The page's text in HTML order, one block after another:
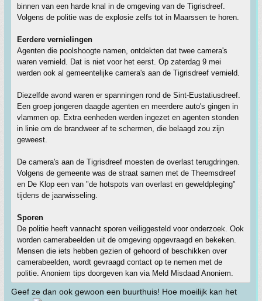
binnen van een harde knal in de omgeving van de Tigrisdreef.
Volgens de politie was de explosie zelfs tot in Maarssen te horen.
Eerdere vernielingen
Agenten die poolshoogte namen, ontdekten dat twee camera's
waren vernield. Dat is niet voor het eerst. Op zaterdag 9 mei
werden ook al gemeentelijke camera's aan de Tigrisdreef vernield.
Diezelfde avond waren er spanningen rond de Sint-Eustatiusdreef.
Een groep jongeren daagde agenten en meerdere auto's gingen in
vlammen op. Extra eenheden werden ingezet en agenten stonden
in linie om de brandweer af te schermen, die belaagd zou zijn
geweest.
De camera's aan de Tigrisdreef moesten de overlast terugdringen.
Volgens de gemeente was de straat samen met de Theemsdreef
en De Klop een van "de hotspots van overlast en geweldpleging"
tijdens de jaarwisseling.
Sporen
De politie heeft vannacht sporen veiliggesteld voor onderzoek. Ook
worden camerabeelden uit de omgeving opgevraagd en bekeken.
Mensen die iets hebben gezien of gehoord of beschikken over
camerabeelden, wordt gevraagd contact op te nemen met de
politie. Anoniem tips doorgeven kan via Meld Misdaad Anoniem.
Geef ze dan ook gewoon een buurthuis! Hoe moeilijk kan het